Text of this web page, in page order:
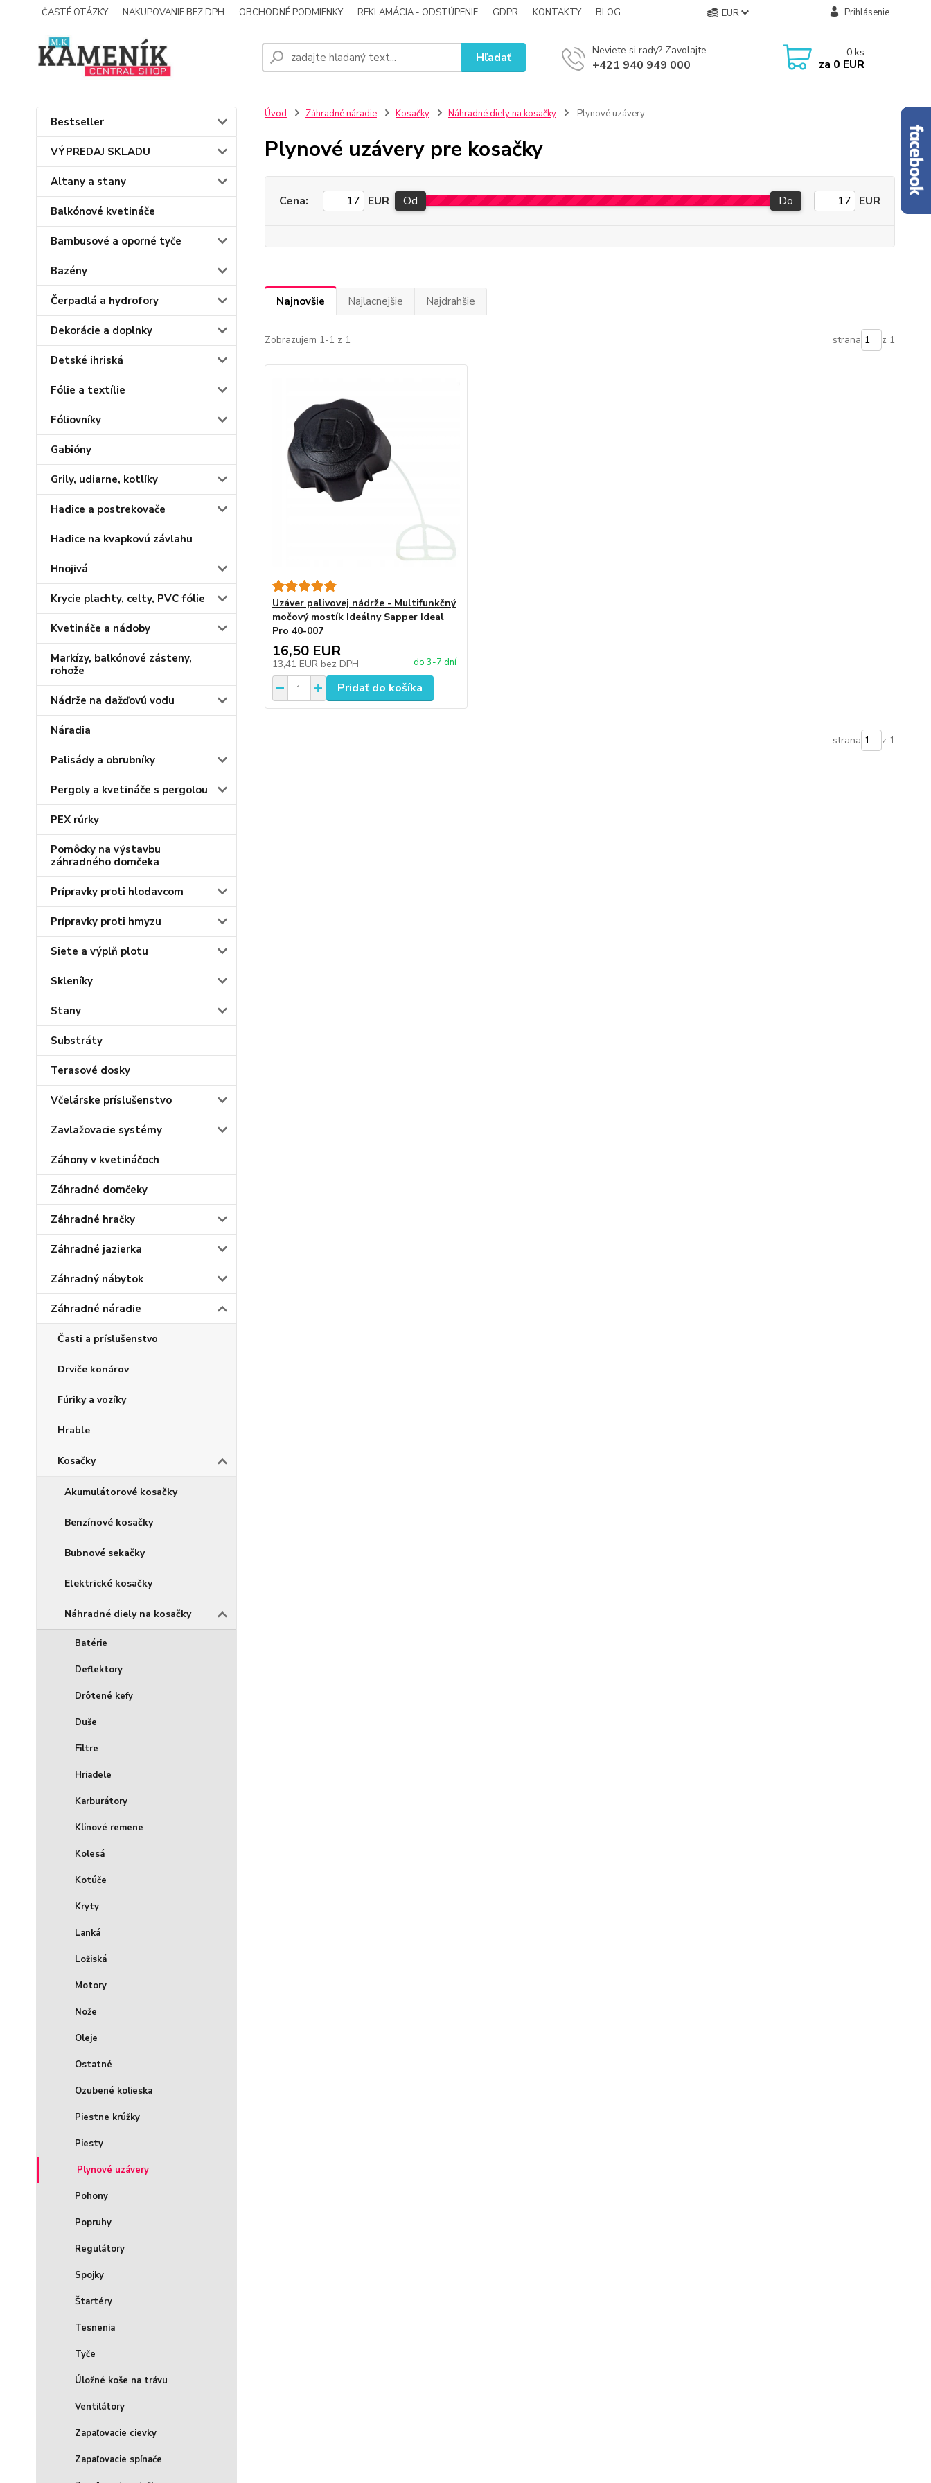
ČASTÉ OTÁZKY NAKUPOVANIE BEZ DPH OBCHODNÉ PODMIENKY REKLAMÁCIA - ODSTÚPENIE GDPR KONTAKTY BLOG EUR Prihlásenie
Hľadať Neviete si rady? Zavolajte.
+421 940 949 000
0 ks
za 0 EUR
Bestseller
VÝPREDAJ SKLADU
Altany a stany
Balkónové kvetináče
Bambusové a oporné tyče
Bazény
Čerpadlá a hydrofory
Dekorácie a doplnky
Detské ihriská
Fólie a textílie
Fóliovníky
Gabióny
Grily, udiarne, kotlíky
Hadice a postrekovače
Hadice na kvapkovú závlahu
Hnojivá
Krycie plachty, celty, PVC fólie
Kvetináče a nádoby
Markízy, balkónové zásteny,
rohože
Nádrže na dažďovú vodu
Náradia
Palisády a obrubníky
Pergoly a kvetináče s pergolou
PEX rúrky
Pomôcky na výstavbu
záhradného domčeka
Prípravky proti hlodavcom
Prípravky proti hmyzu
Siete a výplň plotu
Skleníky
Stany
Substráty
Terasové dosky
Včelárske príslušenstvo
Zavlažovacie systémy
Záhony v kvetináčoch
Záhradné domčeky
Záhradné hračky
Záhradné jazierka
Záhradný nábytok
Záhradné náradie
Časti a príslušenstvo
Drviče konárov
Fúriky a vozíky
Hrable
Kosačky
Akumulátorové kosačky
Benzínové kosačky
Bubnové sekačky
Elektrické kosačky
Náhradné diely na kosačky
Batérie
Deflektory
Drôtené kefy
Duše
Filtre
Hriadele
Karburátory
Klinové remene
Kolesá
Kotúče
Kryty
Lanká
Ložiská
Motory
Nože
Oleje
Ostatné
Ozubené kolieska
Piestne krúžky
Piesty
Plynové uzávery
Pohony
Popruhy
Regulátory
Spojky
Štartéry
Tesnenia
Tyče
Úložné koše na trávu
Ventilátory
Zapaľovacie cievky
Zapaľovacie spínače
Úvod Záhradné náradie Kosačky Náhradné diely na kosačky Plynové uzávery
Plynové uzávery pre kosačky
Cena: EUR Od Do EUR
Najnovšie Najlacnejšie Najdrahšie
Zobrazujem 1-1 z 1 strana z 1
Uzáver palivovej nádrže - Multifunkčný
močový mostík Ideálny Sapper Ideal
Pro 40-007
16,50 EUR
13,41 EUR bez DPH do 3-7 dní
Pridať do košíka
strana z 1